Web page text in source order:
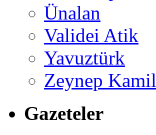
Ünalan
Validei Atik
Yavuztürk
Zeynep Kamil
Gazeteler